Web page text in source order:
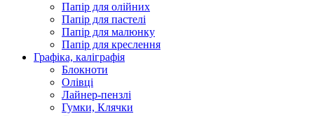
Папір для олійних
Папір для пастелі
Папір для малюнку
Папір для креслення
Графіка, каліграфія
Блокноти
Олівці
Лайнер-пензлі
Гумки, Клячки